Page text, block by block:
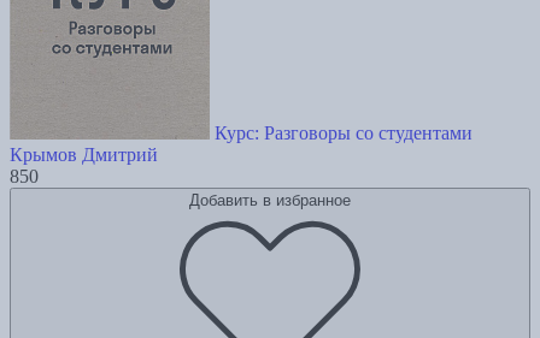
Курс: Разговоры со студентами
Крымов Дмитрий
850
Добавить в избранное